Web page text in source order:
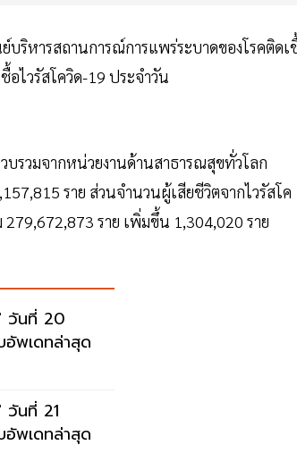
ริหารสถานการณ์การแพร่ระบาดของโรคติดเ
อไวรัสโควิด-19 ประจำวัน
บรวมจากหน่วยงานด้านสาธารณสุขทั่วโลก
ราย ส่วนจำนวนผู้เสียชีวิตจากไวรัสโค
ราย เพิ่มขึ้น 1,304,020 ราย
วันที่ 20
พเดทล่าสุด
วันที่ 21
พเดทล่าสุด